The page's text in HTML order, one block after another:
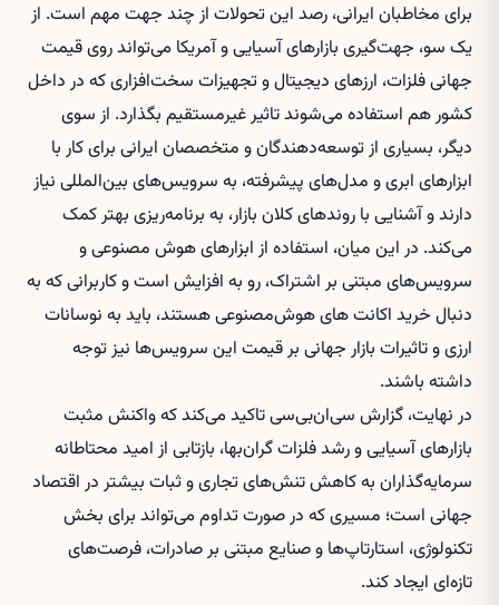
برای مخاطبان ایرانی، رصد این تحولات از چند جهت مهم است. از
یک سو، جهت‌گیری بازارهای آسیایی و آمریکا می‌تواند روی قیمت
جهانی فلزات، ارزهای دیجیتال و تجهیزات سخت‌افزاری که در داخل
کشور هم استفاده می‌شوند تاثیر غیرمستقیم بگذارد. از سوی
دیگر، بسیاری از توسعه‌دهندگان و متخصصان ایرانی برای کار با
ابزارهای ابری و مدل‌های پیشرفته، به سرویس‌های بین‌المللی نیاز
دارند و آشنایی با روندهای کلان بازار، به برنامه‌ریزی بهتر کمک
می‌کند. در این میان، استفاده از ابزارهای هوش مصنوعی و
سرویس‌های مبتنی بر اشتراک، رو به افزایش است و کاربرانی که به
دنبال خرید اکانت های هوش‌مصنوعیهستند، باید به نوسانات
ارزی و تاثیرات بازار جهانی بر قیمت این سرویس‌ها نیز توجه
داشته باشند.
در نهایت، گزارش سی‌ان‌بی‌سی تاکید می‌کند که واکنش مثبت
بازارهای آسیایی و رشد فلزات گران‌بها، بازتابی از امید محتاطانه
سرمایه‌گذاران به کاهش تنش‌های تجاری و ثبات بیشتر در اقتصاد
جهانی است؛ مسیری که در صورت تداوم می‌تواند برای بخش
تکنولوژی، استارتاپ‌ها و صنایع مبتنی بر صادرات، فرصت‌های
تازه‌ای ایجاد کند.